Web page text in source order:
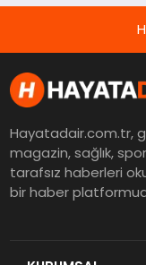
Hayatadair.com.tr,
magazin, sağlık,
tarafsız haberleri
bir haber